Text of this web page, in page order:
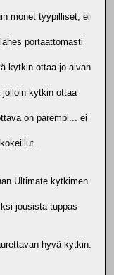
monet tyypilliset, eli
portaattomasti
kytkin ottaa jo aivan
kytkin ottaa
on parempi... ei
Ultimate kytkimen
jousista tuppas
hyvä kytkin.